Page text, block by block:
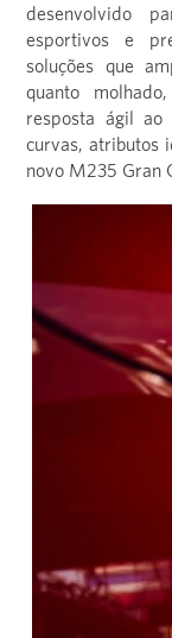
desenvolvido
esportivos e
soluções que
quanto
resposta ágil
curvas, atributos
novo M235 Gran